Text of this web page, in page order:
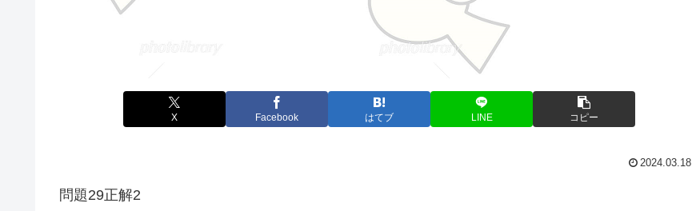
X Facebook はてブ LINE コピー
2024.03.18
問題29正解2